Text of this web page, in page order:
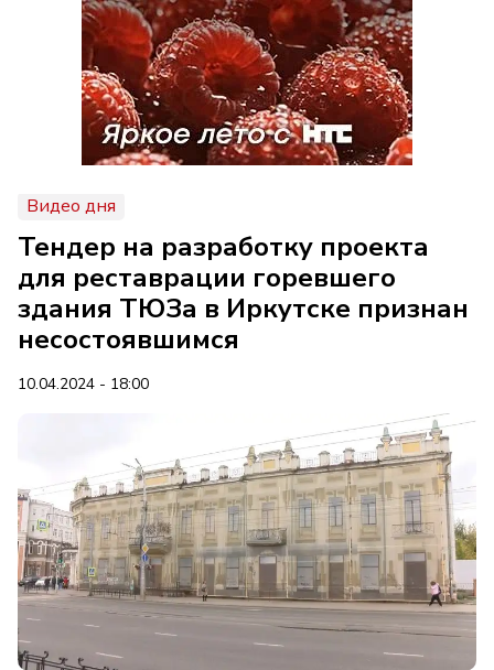
Видео дня
Тендер на разработку проекта
для реставрации горевшего
здания ТЮЗа в Иркутске признан
несостоявшимся
10.04.2024 - 18:00